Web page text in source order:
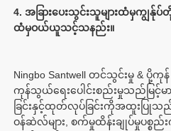
4. အခြားပေးသွင်းသူများထံမှက
Ningbo Santwell တင်သွင်းမှု & ပို့ကု
ကုန်သွယ်ရေးပေါင်းစည်းမှုသည်မြင့်
ခြင်းနှင့်ထုတ်လုပ်ခြင်းကိုအထူးပြုသည်
ဝန်ဆဲလ်များ, စက်မှုထိန်းချုပ်မှုပစ္စည်